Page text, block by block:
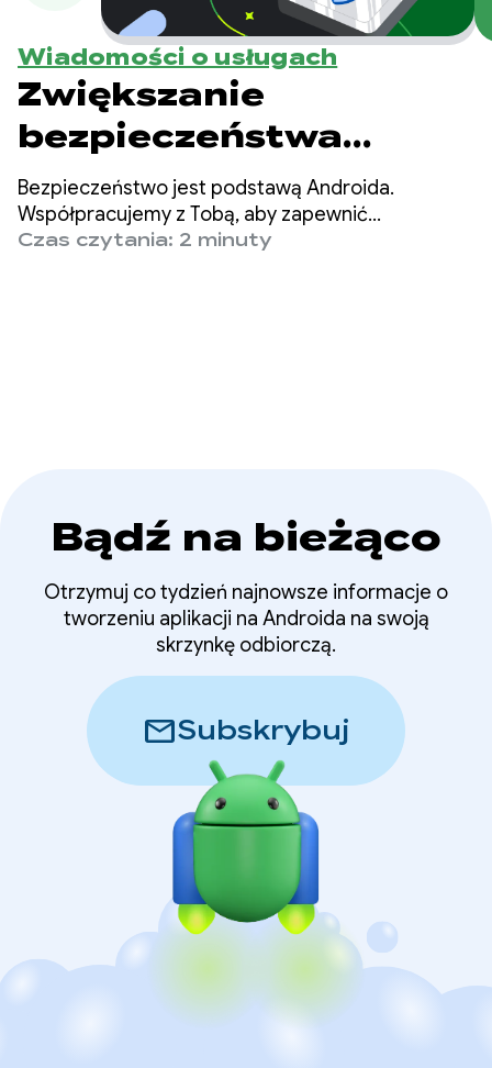
Wiadomości o usługach
Zwiększanie
bezpieczeństwa
Androida:
uniemożliwianie
złośliwemu
Bezpieczeństwo jest podstawą Androida.
Współpracujemy z Tobą, aby zapewnić
bezpieczeństwo platformy i chronić dane
Czas czytania: 2 minuty
Bądź na bieżąco
Otrzymuj co tydzień najnowsze informacje o
tworzeniu aplikacji na Androida na swoją
skrzynkę odbiorczą.
mailSubskrybuj